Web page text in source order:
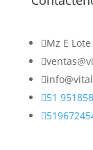
Mz E


51
